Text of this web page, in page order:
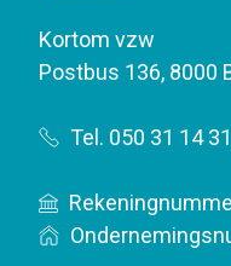
Kortom vzw
Postbus 136, 8000
Tel. 050 31 14 31